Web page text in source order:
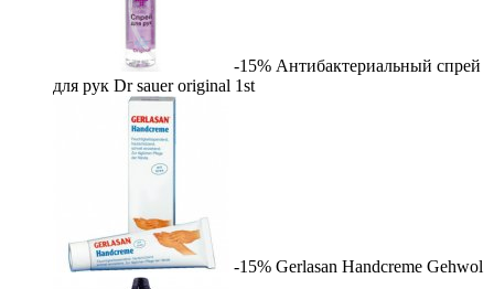
-15% Антибактериальный спрей
для рук Dr sauer original 1st
-15% Gerlasan Handcreme Gehwol